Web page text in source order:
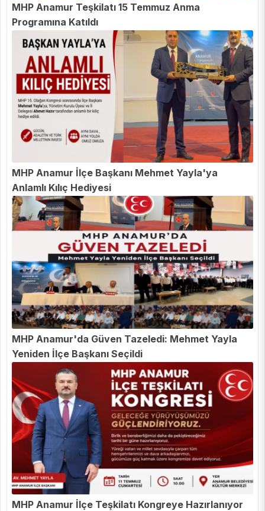
MHP Anamur Teşkilatı 15 Temmuz Anma
Programına Katıldı
MHP Anamur İlçe Başkanı Mehmet Yayla'ya
Anlamlı Kılıç Hediyesi
MHP Anamur'da Güven Tazeledi: Mehmet Yayla
Yeniden İlçe Başkanı Seçildi
MHP Anamur İlçe Teşkilatı Kongreye Hazırlanıyor